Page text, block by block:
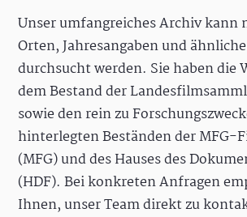
Unser umfangreiches Archiv kann
Orten, Jahresangaben und
durchsucht werden. Sie haben die
dem Bestand der
sowie den rein zu
hinterlegten Beständen der MFG-
(MFG) und des Hauses des
(HDF). Bei konkreten Anfragen
Ihnen, unser Team direkt zu